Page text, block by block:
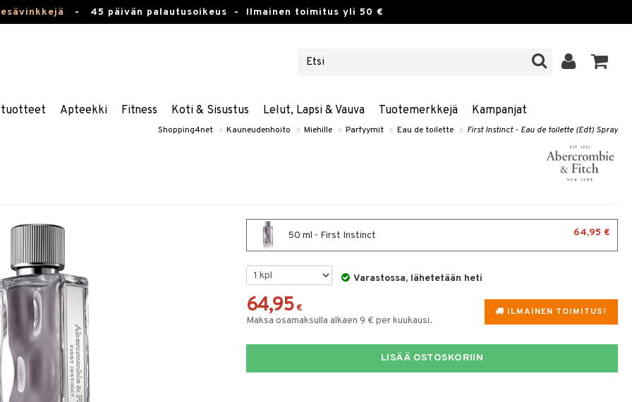
- 45 päivän palautusoikeus - Ilmainen toimitus yli 50 €
Apteekki Fitness Koti & Sisustus Lelut, Lapsi & Vauva Tuotemerkkejä Kampanjat
Shopping4net » Kauneudenhoito » Miehille » Parfyymit » Eau de toilette » First Instinct - Eau de toilette (Edt) Spray
50 ml - First Instinct 64,95 €
Varastossa, lähetetään heti
ILMAINEN TOIMITUS!
64,95 €
Maksa osamaksulla alkaen 9 € per kuukausi.
LISÄÄ OSTOSKORIIN